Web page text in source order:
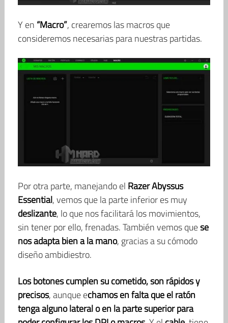
Y en “Macro”, crearemos las macros que
consideremos necesarias para nuestras partidas.
Por otra parte, manejando el Razer Abyssus
Essential, vemos que la parte inferior es muy
deslizante, lo que nos facilitará los movimientos,
sin tener por ello, frenadas. También vemos quese
nos adapta bien a la mano, gracias a su cómodo
diseño ambidiestro.
Los botones cumplen su cometido, son rápidos y
precisos, aunque echamos en falta que el ratón
tenga alguno lateral o en la parte superior para